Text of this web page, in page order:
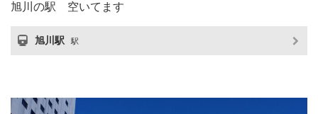
旭川の駅 空いてます
旭川駅 駅